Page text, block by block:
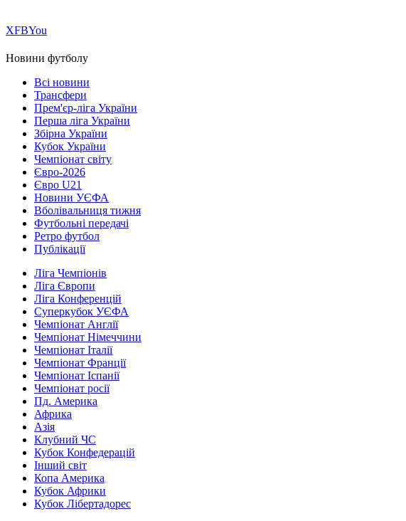
ХFBYou
Новини футболу
Всі новини
Трансфери
Прем'єр-ліга України
Перша ліга України
Збірна України
Кубок України
Чемпіонат світу
Євро-2026
Євро U21
Новини УЄФА
Вболівальниця тижня
Футбольні передачі
Ретро футбол
Публікації
Ліга Чемпіонів
Ліга Європи
Ліга Конференцій
Суперкубок УЄФА
Чемпіонат Англії
Чемпіонат Німеччини
Чемпіонат Італії
Чемпіонат Франції
Чемпіонат Іспанії
Чемпіонат росії
Пд. Америка
Африка
Азія
Клубний ЧС
Кубок Конфедерацій
Інший світ
Копа Америка
Кубок Африки
Кубок Лібертадорес